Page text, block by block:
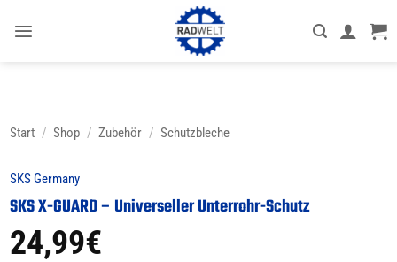
Inhalt
Start / Shop / Zubehör / Schutzbleche
SKS Germany
SKS X-GUARD – Universeller Unterrohr-Schutz
24,99€